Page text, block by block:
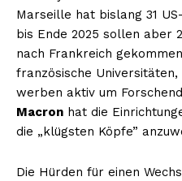
Marseille hat bislang 31
bis Ende 2025 sollen aber
nach Frankreich
französische Universitäten,
werben aktiv um
Macron hat die
die „klügsten Köpfe”
Die Hürden für einen